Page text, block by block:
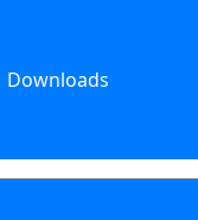
Downloads